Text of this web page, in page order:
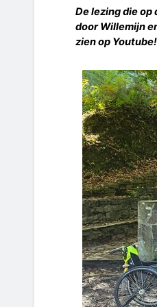
De lezing die
door Willemijn
zien op Youtube!